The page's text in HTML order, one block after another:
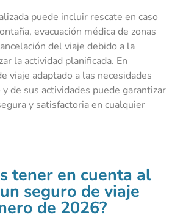
puede incluir rescate en caso
evacuación médica de zonas
del viaje debido a la
la actividad planificada. En
viaje adaptado a las necesidades
de sus actividades puede garantizar
y satisfactoria en cualquier
tener en cuenta al
seguro de viaje
de 2026?